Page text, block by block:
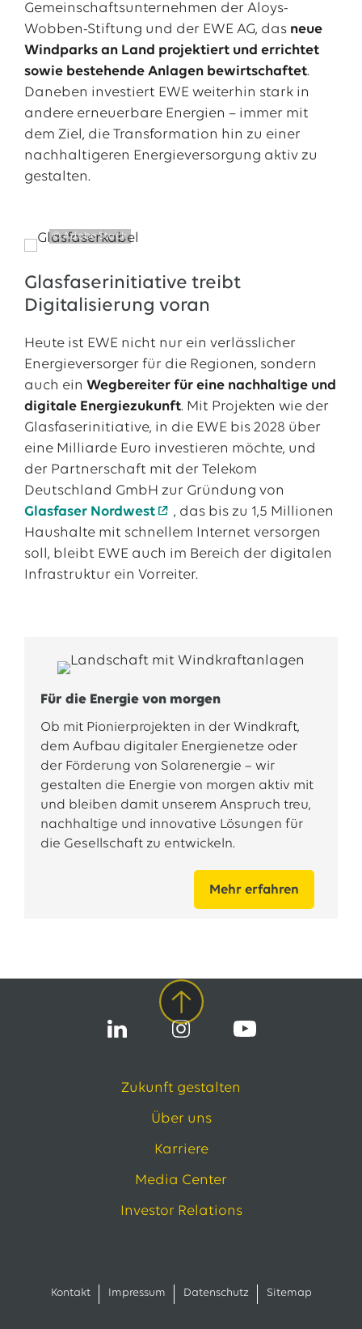
Gemeinschaftsunternehmen der Aloys-
Wobben-Stiftung und der EWE AG, das neue
Windparks an Land projektiert und errichtet
sowie bestehende Anlagen bewirtschaftet.
Daneben investiert EWE weiterhin stark in
andere erneuerbare Energien – immer mit
dem Ziel, die Transformation hin zu einer
nachhaltigeren Energieversorgung aktiv zu
gestalten.
© Adobe Stock
Glasfaserinitiative treibt
Digitalisierung voran
Heute ist EWE nicht nur ein verlässlicher
Energieversorger für die Regionen, sondern
auch ein Wegbereiter für eine nachhaltige und
digitale Energiezukunft. Mit Projekten wie der
Glasfaserinitiative, in die EWE bis 2028 über
eine Milliarde Euro investieren möchte, und
der Partnerschaft mit der Telekom
Deutschland GmbH zur Gründung von
Glasfaser Nordwest
, das bis zu 1,5 Millionen
Haushalte mit schnellem Internet versorgen
soll, bleibt EWE auch im Bereich der digitalen
Infrastruktur ein Vorreiter.
Für die Energie von morgen
Ob mit Pionierprojekten in der Windkraft,
dem Aufbau digitaler Energienetze oder
der Förderung von Solarenergie – wir
gestalten die Energie von morgen aktiv mit
und bleiben damit unserem Anspruch treu,
nachhaltige und innovative Lösungen für
die Gesellschaft zu entwickeln.
Mehr erfahren
Zukunft gestalten
Über uns
Karriere
Media Center
Investor Relations
Kontakt Impressum Datenschutz Sitemap